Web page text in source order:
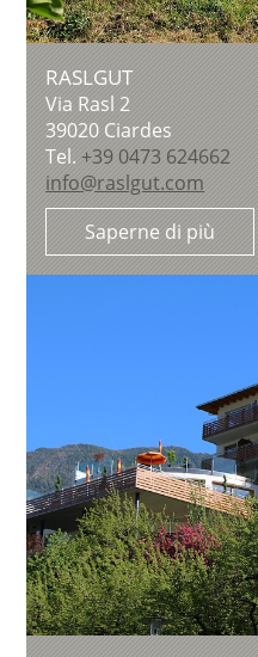
RASLGUT
Via Rasl 2
39020 Ciardes
Tel.+39 0473 624662
info@raslgut.com
Saperne di più